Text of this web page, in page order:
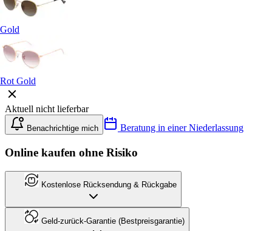
Gold
Rot Gold
Aktuell nicht lieferbar
Benachrichtige mich Beratung in einer Niederlassung
Online kaufen ohne Risiko
Kostenlose Rücksendung & Rückgabe
Geld-zurück-Garantie (Bestpreisgarantie)